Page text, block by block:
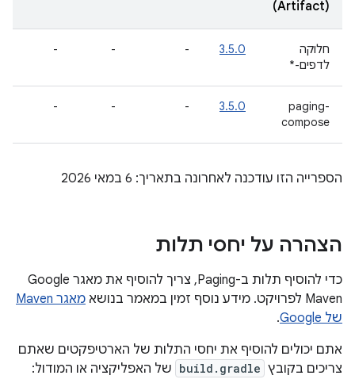
(Artifact)
חלוקה
לדפים-*
3.5.0
-
-
-
paging-
compose
3.5.0
-
-
-
הספרייה הזו עודכנה לאחרונה בתאריך: 6 במאי 2026
הצהרה על יחסי תלות
כדי להוסיף תלות ב-Paging, צריך להוסיף את מאגר Google
Maven לפרויקט. מידע נוסף זמין במאמר בנושא
מאגר Maven
של Google
.
אתם יכולים להוסיף את יחסי התלות של הארטיפקטים שאתם
צריכים בקובץ build.gradle של האפליקציה או המודול: